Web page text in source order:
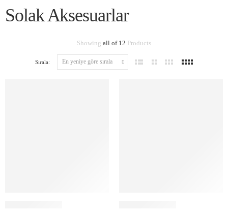
Solak Aksesuarlar
Showing all of 12 Products
Sırala: